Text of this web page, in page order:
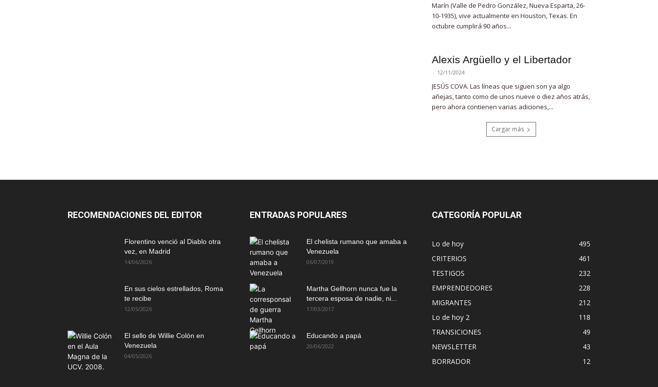
Marín (Valle de Pedro González, Nueva Esparta, 26-
10-1935), vive actualmente en Houston, Texas. En
octubre cumplirá 90 años...
Alexis Argüello y el Libertador
- 12/11/2024
JESÚS COVA. Las líneas que siguen son ya algo
añejas, tanto como de unos nueve o diez años atrás,
pero ahora contienen varias adiciones,...
Cargar más
RECOMENDACIONES DEL EDITOR
Florentino venció al Diablo otra
vez, en Madrid
14/06/2026
En sus cielos estrellados, Roma
te recibe
12/05/2026
El sello de Willie Colón en
Venezuela
04/05/2026
ENTRADAS POPULARES
El chelista rumano que amaba a
Venezuela
06/07/2019
Martha Gellhorn nunca fue la
tercera esposa de nadie, ni...
17/03/2017
Educando a papá
20/06/2022
CATEGORÍA POPULAR
Lo de hoy
495
CRITERIOS
461
TESTIGOS
232
EMPRENDEDORES
228
MIGRANTES
212
Lo de hoy 2
118
TRANSICIONES
49
NEWSLETTER
43
BORRADOR
12